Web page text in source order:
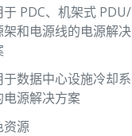
于 PDC、机架式 PDU/
架和电源线的电源解决
于数据中心设施冷却系
电源解决方案
资源